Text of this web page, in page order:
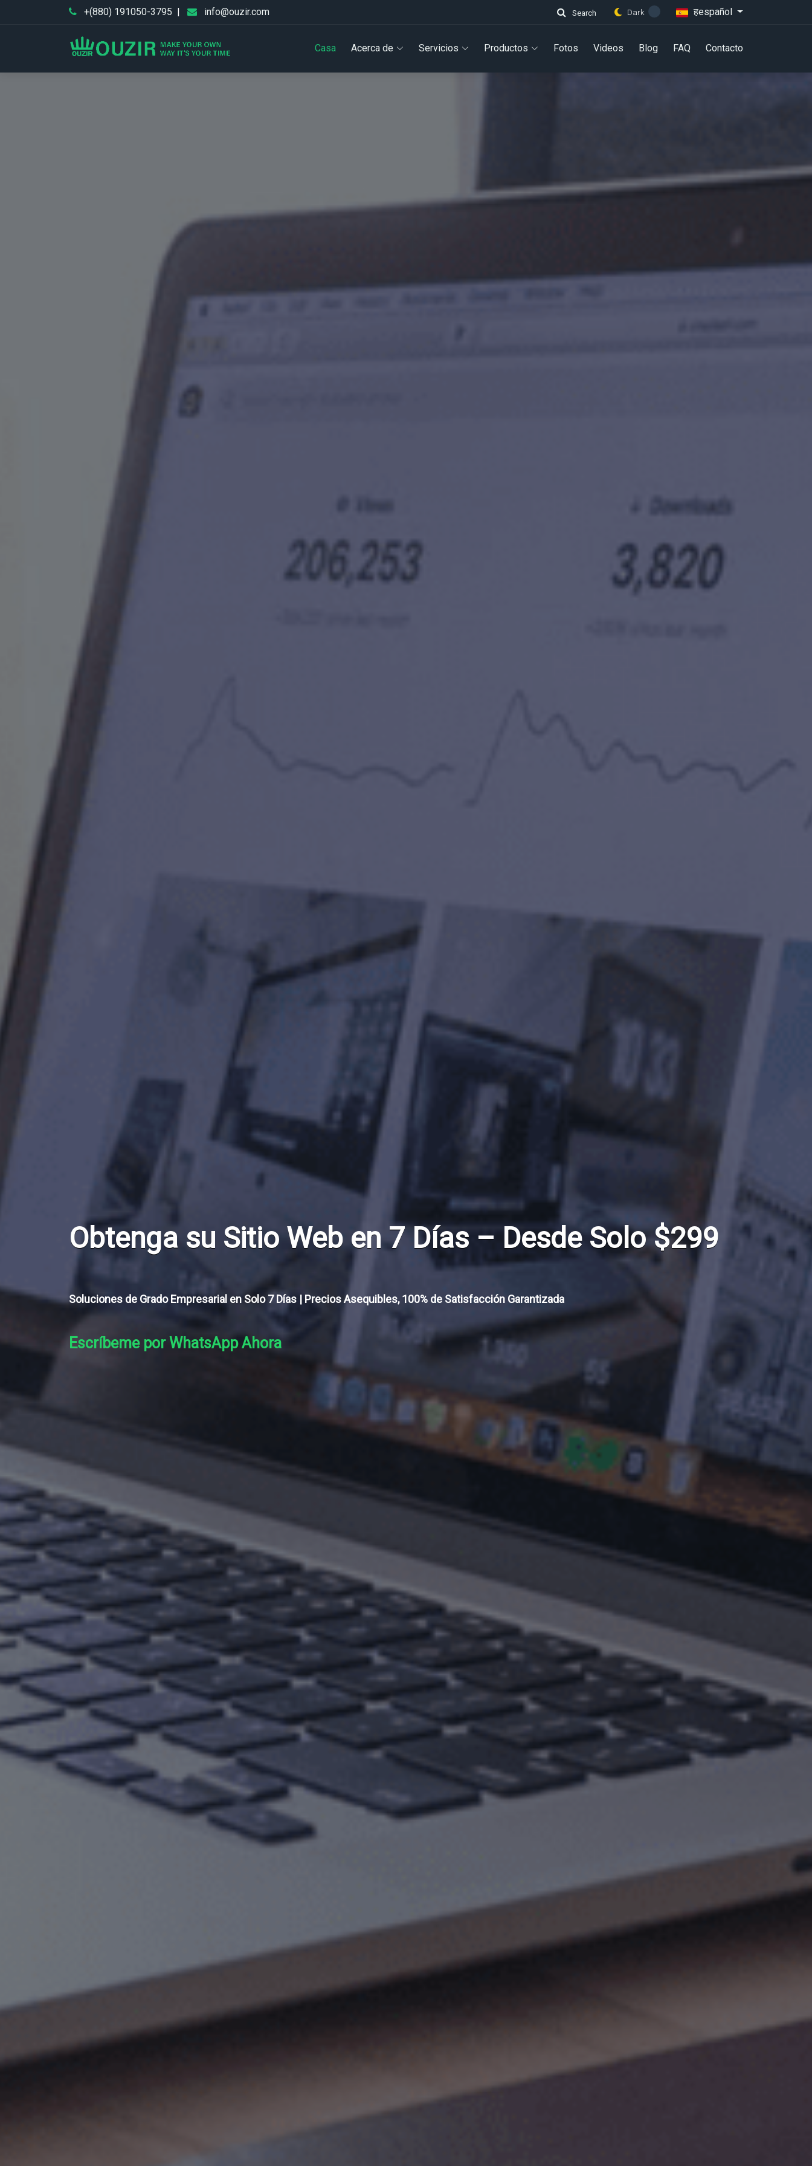
+(880) 191050-3795 | info@ouzir.com Search Dark हespañol
Casa Acerca de Servicios Productos Fotos Videos Blog FAQ Contacto
Su socio para la transformación digital escalable y
basada en datos
Aproveche nuestra experiencia global en TI con soluciones web
personalizadas, SEO obsesionado con el ROI y marketing digital que
convierte el tráfico en liderazgo de mercado.